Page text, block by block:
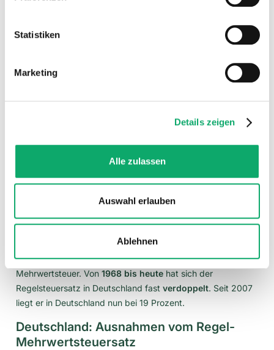
Statistiken
Marketing
Details zeigen
Alle zulassen
Auswahl erlauben
Ablehnen
(da wird man ganz
romantisch) und stieg nach dem Zweiten Weltkrieg bis zum
Die damalige Umsatzsteuer besteuerte zwar genauso wie
heute jede einzelne Produktionsstufe, doch war damals
überproportionale Besteuerung
Allphasen-Brutto-Umsatzsteuer mit Vorsteuerabzug
eingeführt. Dabei wurde der Steuersatz gleichzeitig auf 10
Prozent angehoben.
Produktionsstufe nur noch dertatsächliche Mehrwert
der Produktionskette verrechnet, daher der Name
Mehrwertsteuer. Von 1968 bis heute hat sich der
Regelsteuersatz in Deutschland fast verdoppelt. Seit 2007
liegt er in Deutschland nun bei 19 Prozent.
Deutschland: Ausnahmen vom Regel-
Mehrwertsteuersatz